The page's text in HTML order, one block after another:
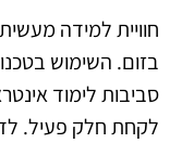
חוויית למידה
בזום. השימוש
סביבות לימוד
לקחת חלק פעיל.